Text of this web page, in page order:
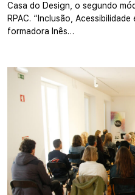
Casa do Design, o segundo
RPAC. “Inclusão,
formadora Inês…